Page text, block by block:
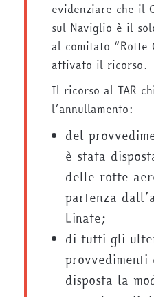
evidenziare che il
sul Naviglio è il
al comitato “Rotte
attivato il ricorso.
Il ricorso al TAR
l’annullamento:
del
è stata
delle rotte
partenza
Linate;
di tutti gli
disposta la